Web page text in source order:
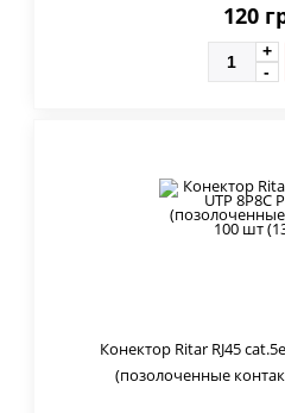
120
Конектор Ritar RJ45
(позолоченные